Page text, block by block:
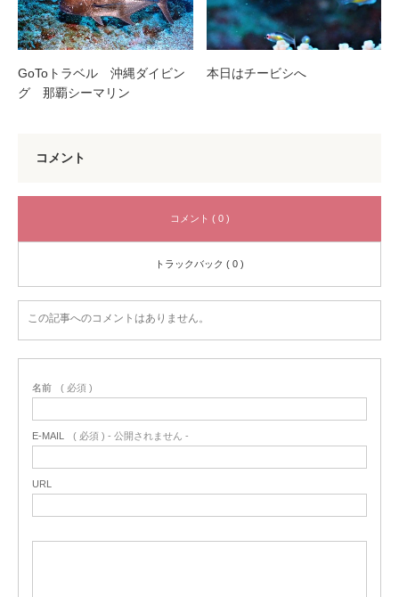
GoToトラベル 沖縄ダイビン
グ 那覇シーマリン
本日はチービシへ
コメント
コメント ( 0 )
トラックバック ( 0 )
この記事へのコメントはありません。
名前 ( 必須 )
E-MAIL ( 必須 ) - 公開されません -
URL